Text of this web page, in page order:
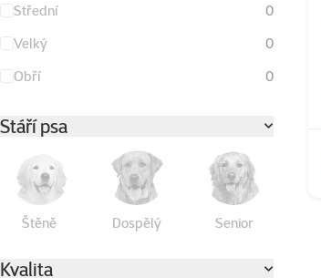
Střední
0
Velký
0
Obří
0
Stáří psa
Štěně Dospělý Senior
Kvalita